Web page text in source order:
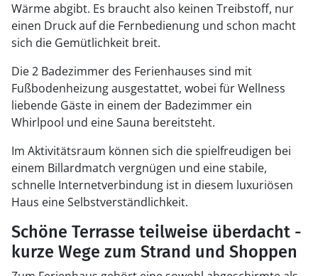
Wärme abgibt. Es braucht also keinen Treibstoff, nur
einen Druck auf die Fernbedienung und schon macht
sich die Gemütlichkeit breit.
Die 2 Badezimmer des Ferienhauses sind mit
Fußbodenheizung ausgestattet, wobei für Wellness
liebende Gäste in einem der Badezimmer ein
Whirlpool und eine Sauna bereitsteht.
Im Aktivitätsraum können sich die spielfreudigen bei
einem Billardmatch vergnügen und eine stabile,
schnelle Internetverbindung ist in diesem luxuriösen
Haus eine Selbstverständlichkeit.
Schöne Terrasse teilweise überdacht -
kurze Wege zum Strand und Shoppen